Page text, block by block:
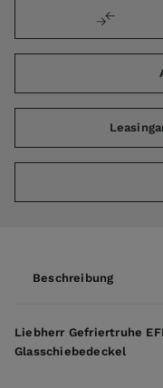
Beschreibung
Liebherr Gefriertruhe
Glasschiebedeckel